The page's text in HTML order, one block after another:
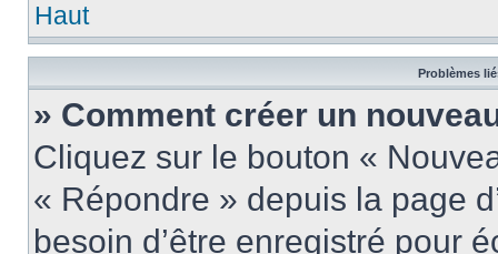
Haut
Problèmes
» Comment créer un
Cliquez sur le bouton «
« Répondre » depuis la page
besoin d’être enregistré pour